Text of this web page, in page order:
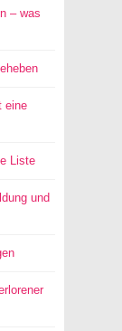
– was
eine
Liste
und